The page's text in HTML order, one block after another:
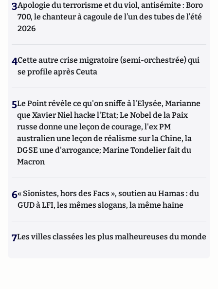
3Apologie du terrorisme et du viol, antisémite : Boro
700, le chanteur à cagoule de l’un des tubes de l’été
2026
4Cette autre crise migratoire (semi-orchestrée) qui
se profile après Ceuta
5Le Point révèle ce qu'on sniffe à l'Elysée, Marianne
que Xavier Niel hacke l'Etat; Le Nobel de la Paix
russe donne une leçon de courage, l'ex PM
australien une leçon de réalisme sur la Chine, la
DGSE une d'arrogance; Marine Tondelier fait du
Macron
6« Sionistes, hors des Facs », soutien au Hamas : du
GUD à LFI, les mêmes slogans, la même haine
7Les villes classées les plus malheureuses du monde